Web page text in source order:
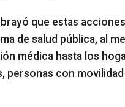
que estas
de salud pública, al
médica hasta los
con